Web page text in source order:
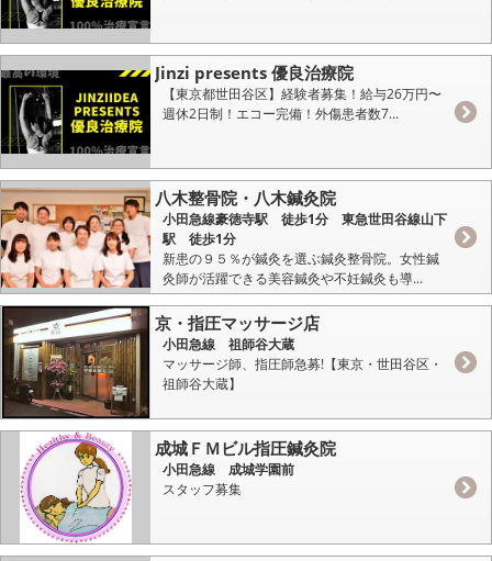
Jinzi presents 優良治療院
【東京都世田谷区】経験者募集！給与26万円〜
週休2日制！エコー完備！外傷患者数7...
八木整骨院・八木鍼灸院
小田急線豪徳寺駅 徒歩1分 東急世田谷線山下
駅 徒歩1分
新患の９５％が鍼灸を選ぶ鍼灸整骨院。女性鍼
灸師が活躍できる美容鍼灸や不妊鍼灸も導...
京・指圧マッサージ店
小田急線 祖師谷大蔵
マッサージ師、指圧師急募!【東京・世田谷区・
祖師谷大蔵】
成城ＦＭビル指圧鍼灸院
小田急線 成城学園前
スタッフ募集